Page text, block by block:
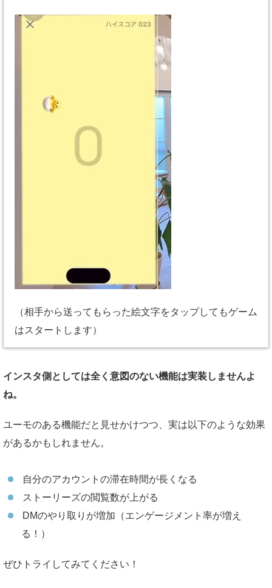
（相手から送ってもらった絵文字をタップしてもゲーム
はスタートします）
インスタ側としては全く意図のない機能は実装しませんよ
ね。
ユーモのある機能だと見せかけつつ、実は以下のような効果
があるかもしれません。
自分のアカウントの滞在時間が長くなる
ストーリーズの閲覧数が上がる
DMのやり取りが増加（エンゲージメント率が増え
る！）
ぜひトライしてみてください！